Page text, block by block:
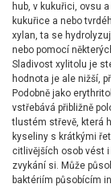
hub, v kukuřici, ovsu
kukuřice a nebo
xylan, ta se
nebo pomocí
Sladivost xylitolu je
hodnota je ale nižší,
Podobně jako
vstřebává přibližně
tlustém střevě, která
kyseliny s krátkými
citlivějších osob vést
zvykání si. Může
baktériím působícím